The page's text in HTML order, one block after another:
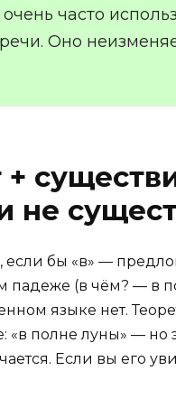
часто
Оно
не
если бы «в» —
падеже (в чём? — в
языке нет.
полне луны» — но
Если вы его